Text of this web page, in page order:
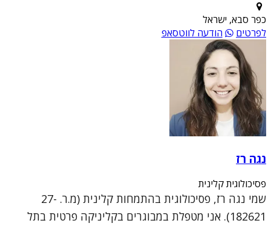
כפר סבא, ישראל
לפרטים
הודעה לווטסאפ
נגה רז
פסיכולוגית קלינית
שמי נגה רז, פסיכולוגית בהתמחות קלינית (מ.ר. 27-
182621). אני מטפלת במבוגרים בקליניקה פרטית בתל